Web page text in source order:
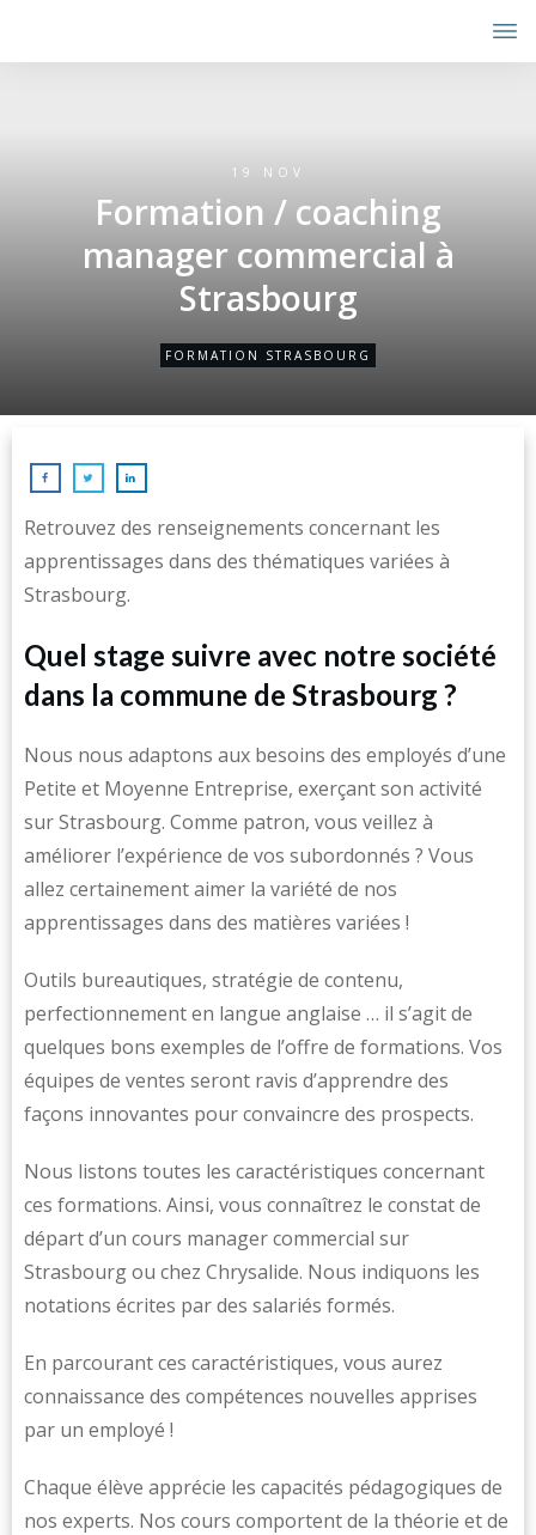
19 NOV
Formation / coaching
manager commercial à
Strasbourg
FORMATION STRASBOURG
Retrouvez des renseignements concernant les
apprentissages dans des thématiques variées à
Strasbourg.
Quel stage suivre avec notre société
dans la commune de Strasbourg ?
Nous nous adaptons aux besoins des employés d’une
Petite et Moyenne Entreprise, exerçant son activité
sur Strasbourg. Comme patron, vous veillez à
améliorer l’expérience de vos subordonnés ? Vous
allez certainement aimer la variété de nos
apprentissages dans des matières variées !
Outils bureautiques, stratégie de contenu,
perfectionnement en langue anglaise … il s’agit de
quelques bons exemples de l’offre de formations. Vos
équipes de ventes seront ravis d’apprendre des
façons innovantes pour convaincre des prospects.
Nous listons toutes les caractéristiques concernant
ces formations. Ainsi, vous connaîtrez le constat de
départ d’un cours manager commercial sur
Strasbourg ou chez Chrysalide. Nous indiquons les
notations écrites par des salariés formés.
En parcourant ces caractéristiques, vous aurez
connaissance des compétences nouvelles apprises
par un employé !
Chaque élève apprécie les capacités pédagogiques de
nos experts. Nos cours comportent de la théorie et de